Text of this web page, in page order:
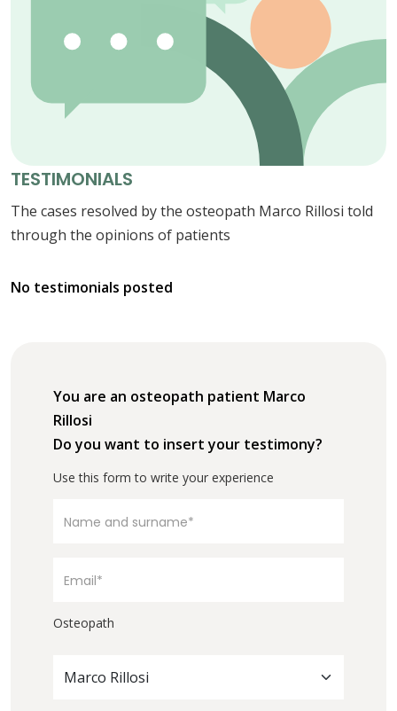
TESTIMONIALS
The cases resolved by the osteopath Marco Rillosi told
through the opinions of patients
No testimonials posted
You are an osteopath patient Marco
Rillosi
Do you want to insert your testimony?
Use this form to write your experience
Osteopath
Marco Rillosi